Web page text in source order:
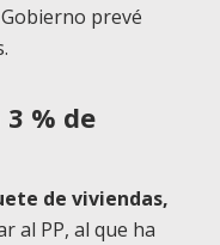
prevé
% de
de viviendas,
al PP, al que ha